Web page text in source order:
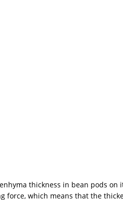
thickness in bean pods on
which means that the